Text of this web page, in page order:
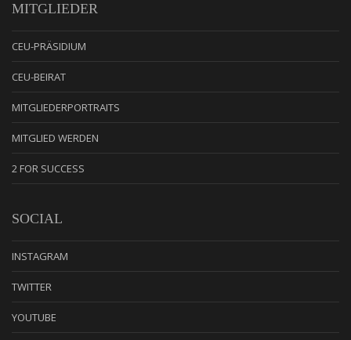
MITGLIEDER
CEU-PRÄSIDIUM
CEU-BEIRAT
MITGLIEDERPORTRAITS
MITGLIED WERDEN
2 FOR SUCCESS
SOCIAL
INSTAGRAM
TWITTER
YOUTUBE